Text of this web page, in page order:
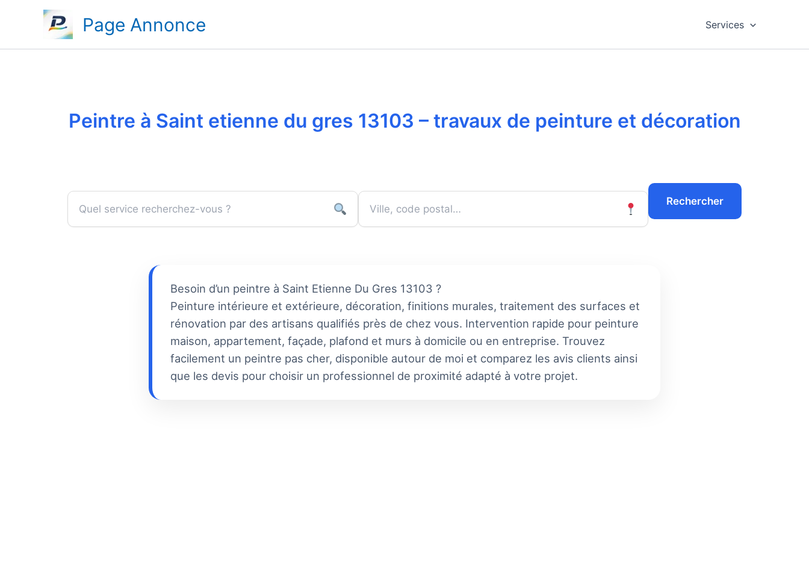
Page Annonce Services
Peintre à Saint etienne du gres 13103 – travaux de peinture et décoration
Rechercher
Besoin d’un peintre à Saint Etienne Du Gres 13103 ?
Peinture intérieure et extérieure, décoration, finitions murales, traitement des surfaces et
rénovation par des artisans qualifiés près de chez vous. Intervention rapide pour peinture
maison, appartement, façade, plafond et murs à domicile ou en entreprise. Trouvez
facilement un peintre pas cher, disponible autour de moi et comparez les avis clients ainsi
que les devis pour choisir un professionnel de proximité adapté à votre projet.